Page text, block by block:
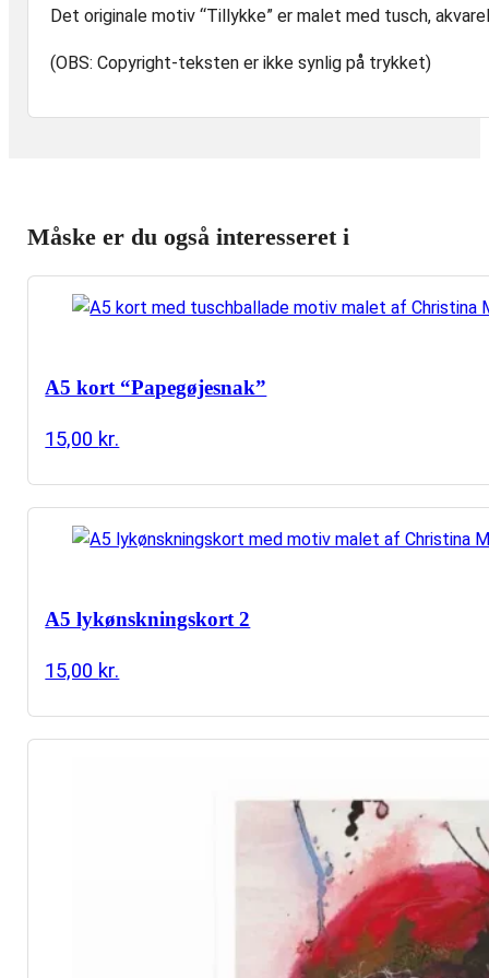
Det originale motiv “Tillykke” er malet med tusch,
(OBS: Copyright-teksten er ikke synlig på trykket)
Måske er du også interesseret i
A5 kort “Papegøjesnak”
15,00 kr.
A5 lykønskningskort 2
15,00 kr.